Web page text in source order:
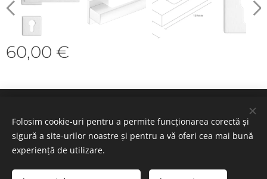
60,00 €
Selectează
Folosim cookie-uri pentru a permite funcționarea corectă și
sigură a site-urilor noastre și pentru a vă oferi cea mai bună
experiență de utilizare.